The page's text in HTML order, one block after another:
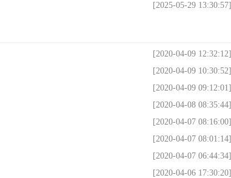
[2025-05-29 13:30:57]
[2020-04-09 12:32:12]
[2020-04-09 10:30:52]
[2020-04-09 09:12:01]
[2020-04-08 08:35:44]
[2020-04-07 08:16:00]
[2020-04-07 08:01:14]
[2020-04-07 06:44:34]
[2020-04-06 17:30:20]